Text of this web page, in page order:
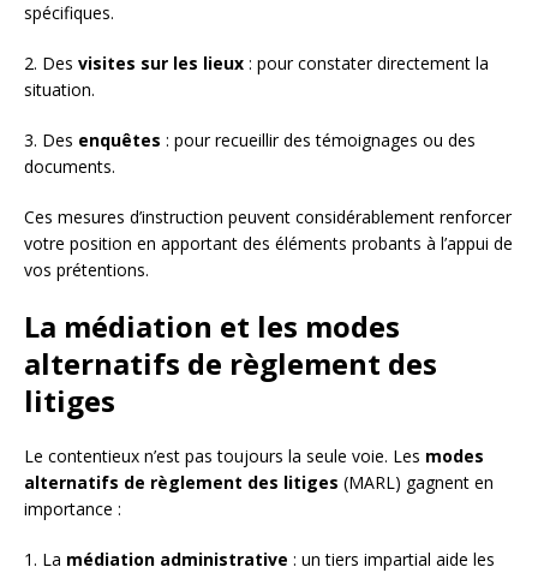
spécifiques.
2. Des visites sur les lieux : pour constater directement la
situation.
3. Des enquêtes : pour recueillir des témoignages ou des
documents.
Ces mesures d’instruction peuvent considérablement renforcer
votre position en apportant des éléments probants à l’appui de
vos prétentions.
La médiation et les modes
alternatifs de règlement des
litiges
Le contentieux n’est pas toujours la seule voie. Les modes
alternatifs de règlement des litiges (MARL) gagnent en
importance :
1. La médiation administrative : un tiers impartial aide les